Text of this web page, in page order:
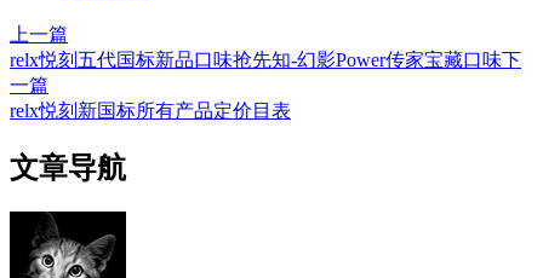
上一篇
relx悦刻五代国标新品口味抢先知-幻影Power传家宝藏口味下
一篇
relx悦刻新国标所有产品定价目表
文章导航